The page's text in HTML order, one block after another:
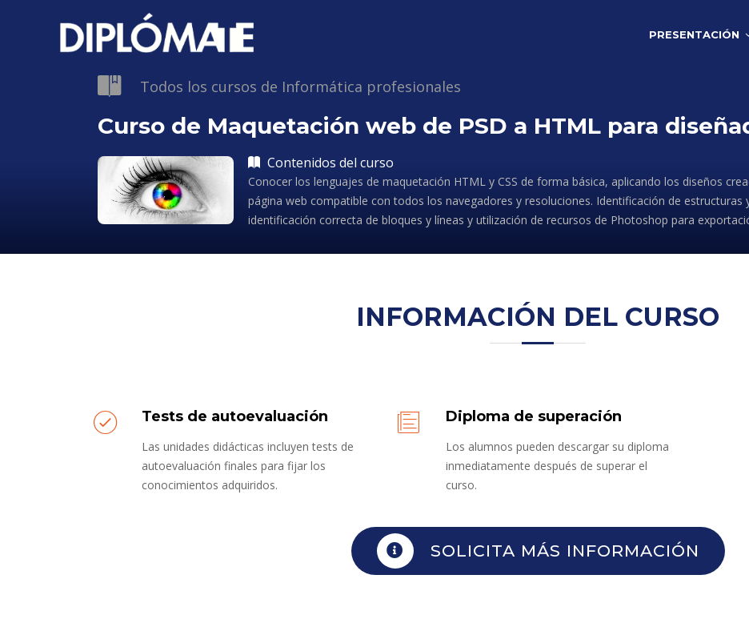
PRESENTACIÓN
Todos los cursos de Informática profesionales
Curso de Maquetación web de PSD a HTML para
Contenidos del curso
Conocer los lenguajes de maquetación HTML y CSS de forma básica, aplicando los diseños
página web compatible con todos los navegadores y resoluciones. Identificación de estructuras
identificación correcta de bloques y líneas y utilización de recursos de Photoshop para
INFORMACIÓN DEL CURSO
Tests de autoevaluación
Las unidades didácticas incluyen tests de
autoevaluación finales para fijar los
conocimientos adquiridos.
Diploma de superación
Los alumnos pueden descargar su diploma
inmediatamente después de superar el
curso.
SOLICITA MÁS INFORMACIÓN